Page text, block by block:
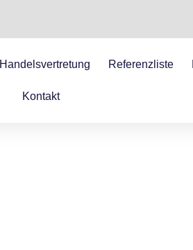
Handelsvertretung Referenzliste
Kontakt